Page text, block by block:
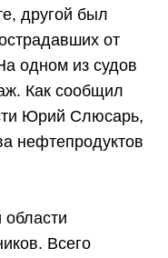
другой был
от
одном из судов
Как сообщил
Юрий Слюсарь,
нефтепродуктов
области
Всего